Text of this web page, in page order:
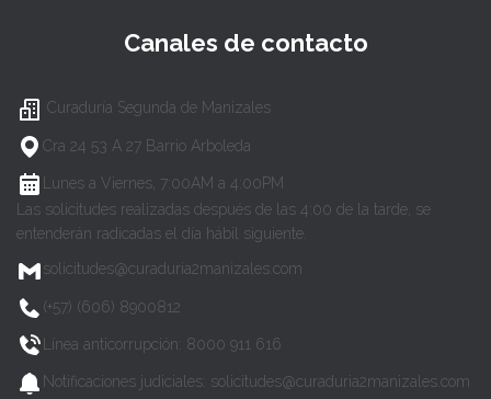
Canales de contacto
Curaduría Segunda de Manizales
Cra 24 53 A 27 Barrio Arboleda
Lunes a Viernes, 7:00AM a 4:00PM
Las solicitudes realizadas después de las 4:00 de la tarde, se
entenderán radicadas el día hábil siguiente.
solicitudes@curaduria2manizales.com
(+57) (606) 8900812
Línea anticorrupción: 8000 911 616
Notificaciones judiciales: solicitudes@curaduria2manizales.com